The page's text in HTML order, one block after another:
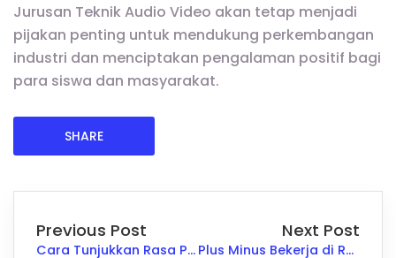
Jurusan Teknik Audio Video akan tetap menjadi
pijakan penting untuk mendukung perkembangan
industri dan menciptakan pengalaman positif bagi
para siswa dan masyarakat.
SHARE
Previous Post
Cara Tunjukkan Rasa Percaya Diri Saat Wawancara Kerja Ini Rahasianya
Next Post
Plus Minus Bekerja di Rumah: Apa yang Harus Dipertimbangkan